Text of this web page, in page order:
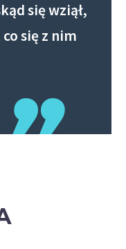
się wziął,
się z nim